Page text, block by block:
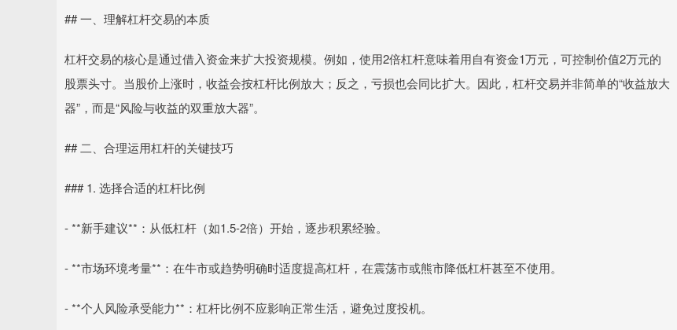
## 一、理解杠杆交易的本质
杠杆交易的核心是通过借入资金来扩大投资规模。例如，使用2倍杠杆意味着用自有资金1万元，可控制价值2万元的
股票头寸。当股价上涨时，收益会按杠杆比例放大；反之，亏损也会同比扩大。因此，杠杆交易并非简单的“收益放大
器”，而是“风险与收益的双重放大器”。
## 二、合理运用杠杆的关键技巧
### 1. 选择合适的杠杆比例
- **新手建议**：从低杠杆（如1.5-2倍）开始，逐步积累经验。
- **市场环境考量**：在牛市或趋势明确时适度提高杠杆，在震荡市或熊市降低杠杆甚至不使用。
- **个人风险承受能力**：杠杆比例不应影响正常生活，避免过度投机。